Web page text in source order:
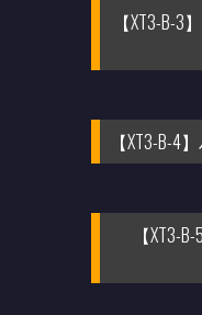
【XT3-B-
【XT3-B-4
【XT3-